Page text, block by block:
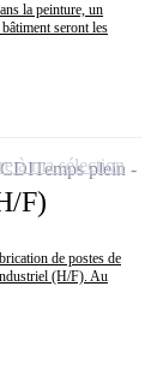
la peinture, un
seront les
F)
de postes de
(H/F). Au
CDITemps plein
à ma sélection